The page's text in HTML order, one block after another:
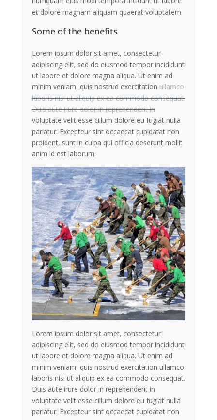
et dolore magnam aliquam quaerat voluptatem.
Some of the benefits
Lorem ipsum dolor sit amet, consectetur
adipiscing elit, sed do eiusmod tempor incididunt
ut labore et dolore magna aliqua. Ut enim ad
minim veniam, quis nostrud exercitationullamco
laboris nisi ut aliquip ex ea commodo consequat.
Duis aute irure dolor in reprehenderit in
voluptate velit esse cillum dolore eu fugiat nulla
pariatur. Excepteur sint occaecat cupidatat non
proident, sunt in culpa qui officia deserunt mollit
anim id est laborum.
Lorem ipsum dolor sit amet, consectetur
adipiscing elit, sed do eiusmod tempor incididunt
ut labore et dolore magna aliqua. Ut enim ad
minim veniam, quis nostrud exercitation ullamco
laboris nisi ut aliquip ex ea commodo consequat.
Duis aute irure dolor in reprehenderit in
voluptate velit esse cillum dolore eu fugiat nulla
pariatur. Excepteur sint occaecat cupidatat non